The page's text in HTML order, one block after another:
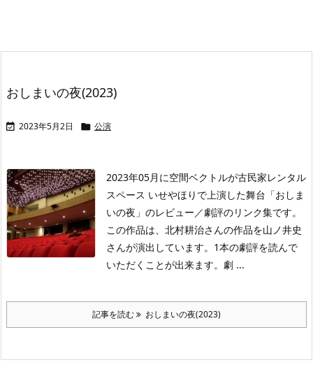
おしまいの夜(2023)
 2023年5月2日  公演
2023年05月に空間ベクトルが古民家レンタル
スペース いせやほりで上演した舞台「おしま
いの夜」のレビュー／劇評のリンク集です。
この作品は、北村耕治さんの作品を山ノ井史
さんが演出しています。1本の劇評を読んで
いただくことが出来ます。劇 ...
記事を読む おしまいの夜(2023)